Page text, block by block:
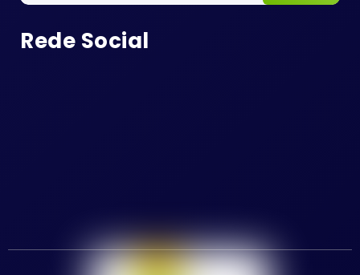
Rede Social